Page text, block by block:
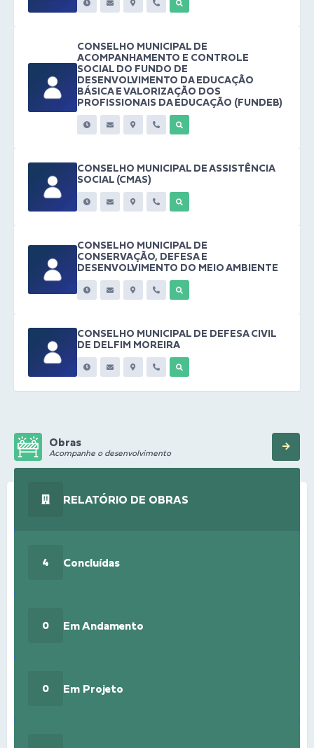
CONSELHO MUNICIPAL DE
ACOMPANHAMENTO E CONTROLE
SOCIAL DO FUNDO DE
DESENVOLVIMENTO DA EDUCAÇÃO
BÁSICA E VALORIZAÇÃO DOS
PROFISSIONAIS DA EDUCAÇÃO (FUNDEB)
CONSELHO MUNICIPAL DE ASSISTÊNCIA
SOCIAL (CMAS)
CONSELHO MUNICIPAL DE
CONSERVAÇÃO, DEFESA E
DESENVOLVIMENTO DO MEIO AMBIENTE
CONSELHO MUNICIPAL DE DEFESA CIVIL
DE DELFIM MOREIRA
Obras
Acompanhe o desenvolvimento
RELATÓRIO DE OBRAS
4 Concluídas
0 Em Andamento
0 Em Projeto